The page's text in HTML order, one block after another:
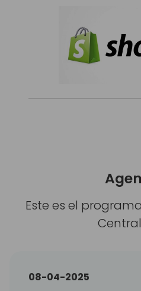
Este es el
08-04-2025